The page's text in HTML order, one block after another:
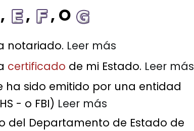
, , , O
notariado. Leer más
certificado de mi Estado. Leer más
ha sido emitido por una entidad
- o FBI) Leer más
del Departamento de Estado de